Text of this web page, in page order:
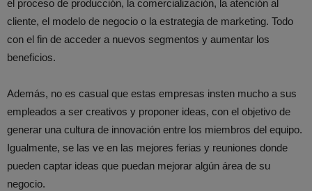
el proceso de producción, la comercialización, la atención al
cliente, el modelo de negocio o la estrategia de marketing. Todo
con el fin de acceder a nuevos segmentos y aumentar los
beneficios.
Además, no es casual que estas empresas insten mucho a sus
empleados a ser creativos y proponer ideas, con el objetivo de
generar una cultura de innovación entre los miembros del equipo.
Igualmente, se las ve en las mejores ferias y reuniones donde
pueden captar ideas que puedan mejorar algún área de su
negocio.